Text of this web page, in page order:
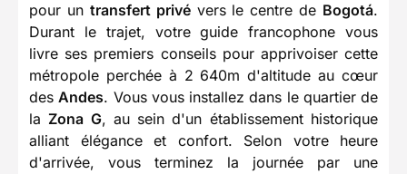
pour un transfert privévers le centre de Bogotá.
Durant le trajet, votre guide francophone vous
livre ses premiers conseils pour apprivoiser cette
métropole perchée à 2 640m d'altitude au cœur
desAndes. Vous vous installez dans le quartier de
la Zona G, au sein d'un établissement historique
alliant élégance et confort. Selon votre heure
d'arrivée, vous terminez la journée par une